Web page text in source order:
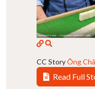
CC StoryÔng
Read Full